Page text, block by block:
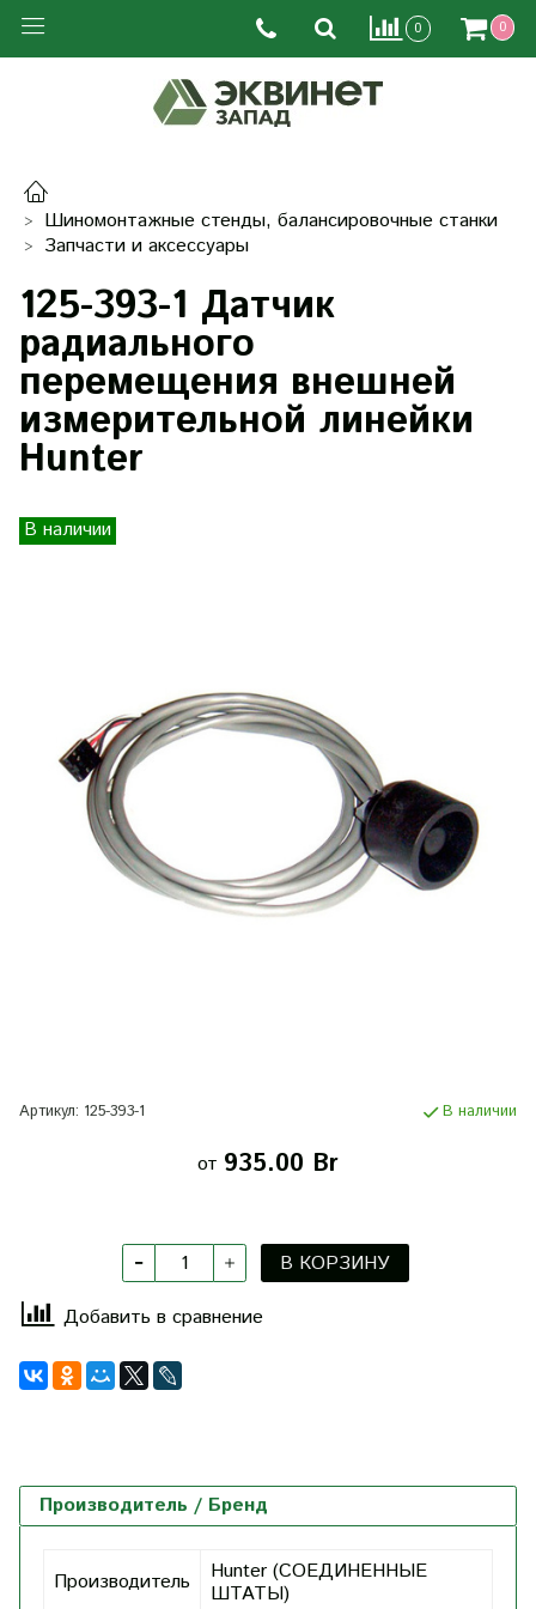
0 0
Шиномонтажные стенды, балансировочные станки
Запчасти и аксессуары
125-393-1 Датчик
радиального
перемещения внешней
измерительной линейки
Hunter
В наличии
Артикул: 125-393-1 В наличии
от 935.00 Br
В КОРЗИНУ
Добавить в сравнение
Производитель / Бренд
Производитель
Hunter (СОЕДИНЕННЫЕ
ШТАТЫ)